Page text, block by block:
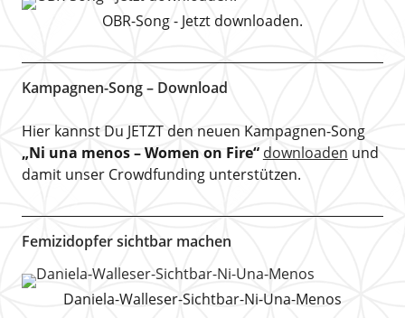
OBR-Song - Jetzt downloaden.
Kampagnen-Song – Download
Hier kannst Du JETZT den neuen Kampagnen-Song
„Ni una menos – Women on Fire“ downloaden und
damit unser Crowdfunding unterstützen.
Femizidopfer sichtbar machen
Daniela-Walleser-Sichtbar-Ni-Una-Menos